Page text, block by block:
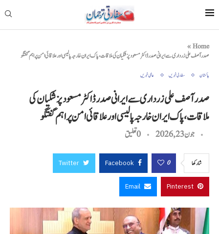
Home
»
صدر آصف علی زرداری سے ایرانی صدر ڈاکٹر مسعود پزشکیان کی ملاقات، پاک ایران خارجہ پالیسی اور علاقائی امن پر اہم گفتگو
پاکستان سفارتی خبریں عالمی خبریں
صدر آصف علی زرداری سے ایرانی صدر ڈاکٹر مسعود پزشکیان کی
ملاقات، پاک ایران خارجہ پالیسی اور علاقائی امن پر اہم گفتگو
جون 23, 2026 0 تعليق
شاركها 0
Facebook
Twitter
Pinterest
Email